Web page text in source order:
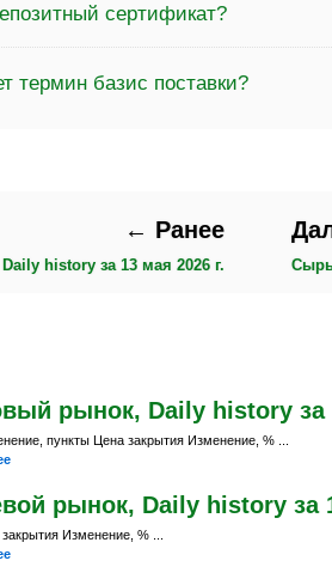
сертификат?
термин базис поставки?
← Ранее
history за 13 мая 2026 г.
рынок, Daily history за
пункты Цена закрытия Изменение, % ...
рынок, Daily history за
Изменение, % ...